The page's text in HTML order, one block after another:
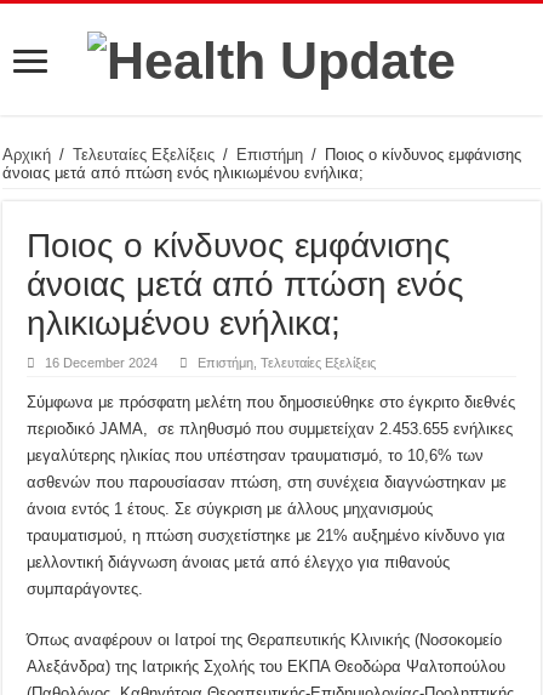
Αρχική / Τελευταίες Εξελίξεις / Επιστήμη / Ποιος ο κίνδυνος εμφάνισης
άνοιας μετά από πτώση ενός ηλικιωμένου ενήλικα;
Ποιος ο κίνδυνος εμφάνισης
άνοιας μετά από πτώση ενός
ηλικιωμένου ενήλικα;
16 December 2024 Επιστήμη ,Τελευταίες Εξελίξεις
Σύμφωνα με πρόσφατη μελέτη που δημοσιεύθηκε στο έγκριτο διεθνές
περιοδικό JAMA, σε πληθυσμό που συμμετείχαν 2.453.655 ενήλικες
μεγαλύτερης ηλικίας που υπέστησαν τραυματισμό, το 10,6% των
ασθενών που παρουσίασαν πτώση, στη συνέχεια διαγνώστηκαν με
άνοια εντός 1 έτους. Σε σύγκριση με άλλους μηχανισμούς
τραυματισμού, η πτώση συσχετίστηκε με 21% αυξημένο κίνδυνο για
μελλοντική διάγνωση άνοιας μετά από έλεγχο για πιθανούς
συμπαράγοντες.
Όπως αναφέρουν οι Ιατροί της Θεραπευτικής Κλινικής (Νοσοκομείο
Αλεξάνδρα) της Ιατρικής Σχολής του ΕΚΠΑ Θεοδώρα Ψαλτοπούλου